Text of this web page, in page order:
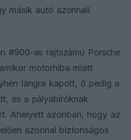
másik autó azonnali
#900-as rajtszámú Porsche
motorhiba miatt
lángra kapott, ő pedig a
és a pályabíróknak
Ahelyett azonban, hogy az
azonnal biztonságos